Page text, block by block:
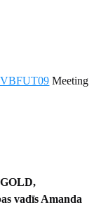
Meeting
vadīs Amanda